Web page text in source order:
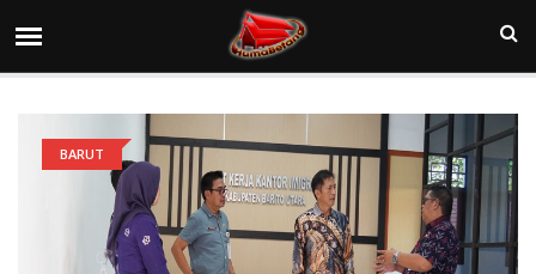
BARUT